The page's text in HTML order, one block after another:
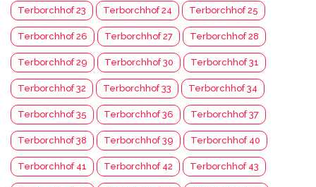
Terborchhof 23 Terborchhof 24 Terborchhof 25
Terborchhof 26 Terborchhof 27 Terborchhof 28
Terborchhof 29 Terborchhof 30 Terborchhof 31
Terborchhof 32 Terborchhof 33 Terborchhof 34
Terborchhof 35 Terborchhof 36 Terborchhof 37
Terborchhof 38 Terborchhof 39 Terborchhof 40
Terborchhof 41 Terborchhof 42 Terborchhof 43